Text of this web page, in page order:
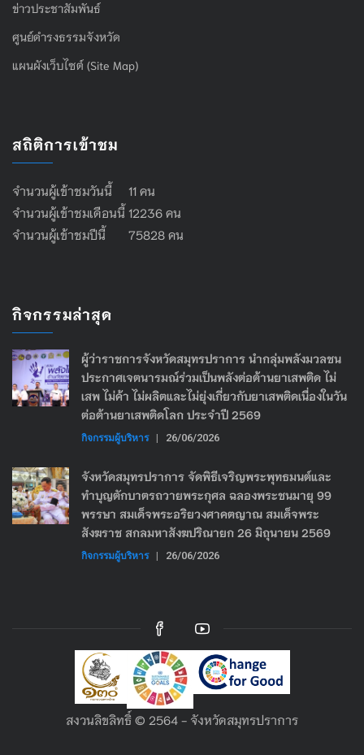
ข่าวประชาสัมพันธ์
ศูนย์ดำรงธรรมจังหวัด
แผนผังเว็บไซต์ (Site Map)
สถิติการเข้าชม
จำนวนผู้เข้าชมวันนี้ 11 คน
จำนวนผู้เข้าชมเดือนนี้ 12236 คน
จำนวนผู้เข้าชมปีนี้ 75828 คน
กิจกรรมล่าสุด
ผู้ว่าราชการจังหวัดสมุทรปราการ นำกลุ่มพลังมวลชน
ประกาศเจตนารมณ์ร่วมเป็นพลังต่อต้านยาเสพติด ไม่
เสพ ไม่ค้า ไม่ผลิตและไม่ยุ่งเกี่ยวกับยาเสพติดเนื่องในวัน
ต่อต้านยาเสพติดโลก ประจำปี 2569
กิจกรรมผู้บริหาร | 26/06/2026
จังหวัดสมุทรปราการ จัดพิธีเจริญพระพุทธมนต์และ
ทำบุญตักบาตรถวายพระกุศล ฉลองพระชนมายุ 99
พรรษา สมเด็จพระอริยวงศาคตญาณ สมเด็จพระ
สังฆราช สกลมหาสังฆปริณายก 26 มิถุนายน 2569
กิจกรรมผู้บริหาร | 26/06/2026
สงวนลิขลิทธิ์ © 2564 - จังหวัดสมุทรปราการ